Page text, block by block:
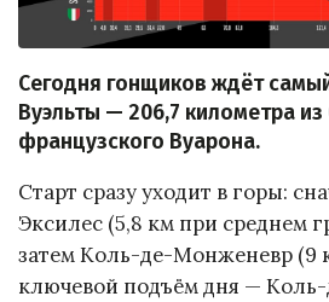
Сегодня гонщиков ждёт
Вуэльты — 206,7 километра
французского Вуарона.
Старт сразу уходит в горы:
Эксилес (5,8 км при среднем
затем Коль-де-Монженевр (9
ключевой подъём дня —